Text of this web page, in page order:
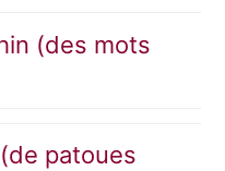
(des mots
patoues